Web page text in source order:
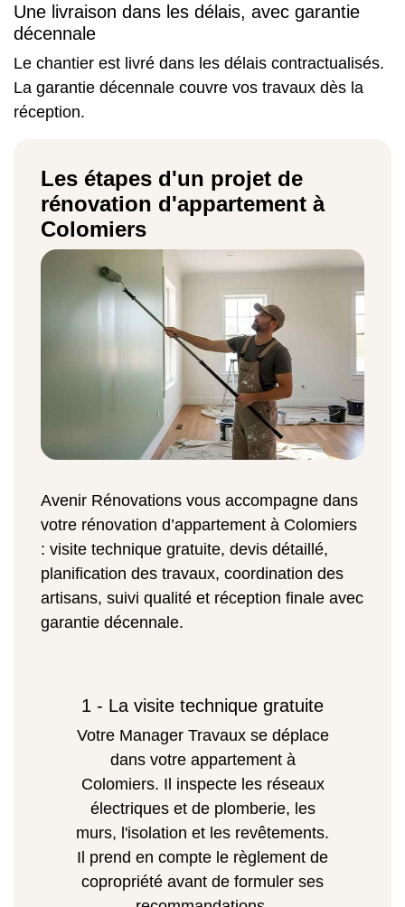
Une livraison dans les délais, avec garantie
décennale
Le chantier est livré dans les délais contractualisés.
La garantie décennale couvre vos travaux dès la
réception.
Les étapes d'un projet de
rénovation d'appartement à
Colomiers
Avenir Rénovations vous accompagne dans
votre rénovation d’appartement à Colomiers
: visite technique gratuite, devis détaillé,
planification des travaux, coordination des
artisans, suivi qualité et réception finale avec
garantie décennale.
1 - La visite technique gratuite
Votre Manager Travaux se déplace
dans votre appartement à
Colomiers. Il inspecte les réseaux
électriques et de plomberie, les
murs, l'isolation et les revêtements.
Il prend en compte le règlement de
copropriété avant de formuler ses